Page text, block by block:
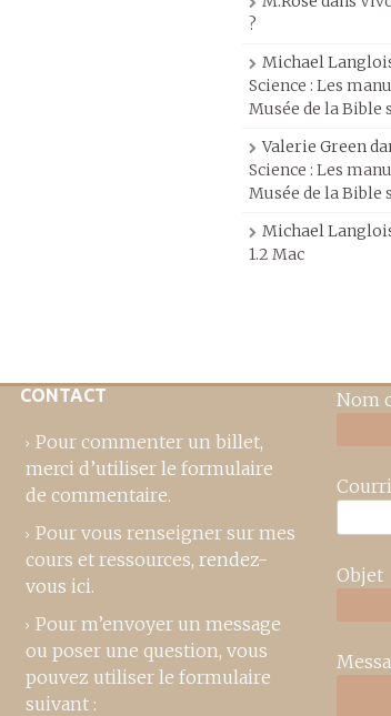
?
Michael
Science : Les
Musée de la Bible
Valerie Green
Science : Les
Musée de la Bible
Michael
1.2 Mac
CONTACT
Pour commenter un billet,
merci d’utiliser le formulaire
de commentaire.
Pour vous renseigner sur mes
cours et ressources, rendez-
vous ici.
Pour m’envoyer un message
ou poser une question, vous
pouvez utiliser le formulaire
suivant :
Nom
Objet